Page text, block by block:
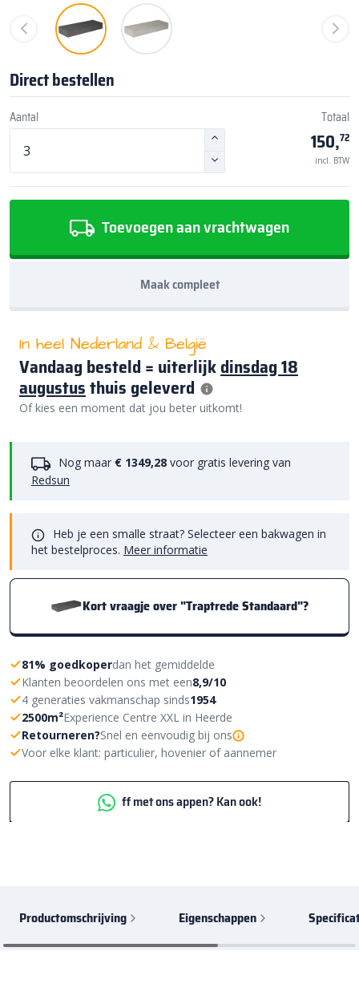
Direct bestellen
Aantal Totaal
150,72
incl. BTW
Toevoegen aan vrachtwagen
Maak compleet
In heel Nederland & België
Vandaag besteld = uiterlijkdinsdag 18
augustusthuis geleverd
Of kies een moment dat jou beter uitkomt!
Nog maar € 1349,28 voor gratis levering van
Redsun
Heb je een smalle straat? Selecteer een bakwagen in
het bestelproces. Meer informatie
Kort vraagje over "Traptrede Standaard"?
81% goedkoperdan het gemiddelde
Klanten beoordelen ons met een8,9/10
4 generaties vakmanschap sinds1954
2500m²Experience Centre XXL in Heerde
Retourneren?Snel en eenvoudig bij ons
Voor elke klant: particulier, hovenier of aannemer
ff met ons appen? Kan ook!
Productomschrijving Eigenschappen